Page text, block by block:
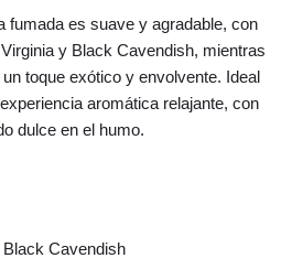
fumada es suave y agradable, con
y Black Cavendish, mientras
toque exótico y envolvente. Ideal
aromática relajante, con
dulce en el humo.
Cavendish